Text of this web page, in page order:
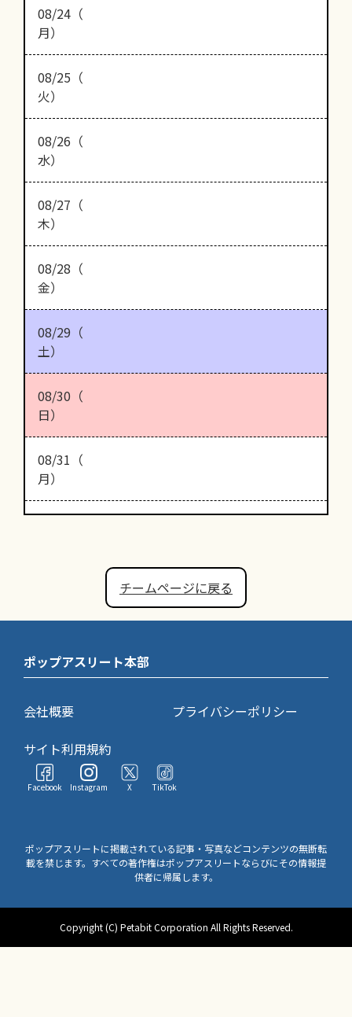
08/24（
月）
08/25（
火）
08/26（
水）
08/27（
木）
08/28（
金）
08/29（
土）
08/30（
日）
08/31（
月）
チームページに戻る
ポップアスリート本部
会社概要
プライバシーポリシー
サイト利用規約
Facebook Instagram X TikTok
ポップアスリートに掲載されている記事・写真などコンテンツの無断転
載を禁じます。すべての著作権はポップアスリートならびにその情報提
供者に帰属します。
Copyright (C) Petabit Corporation All Rights Reserved.